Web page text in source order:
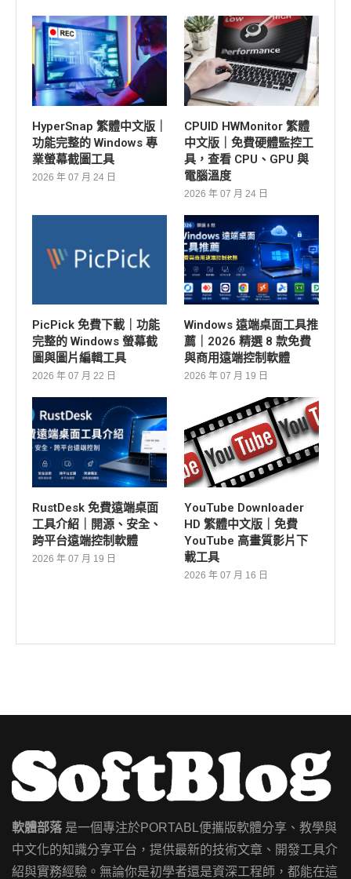
HyperSnap 繁體中文版｜
功能完整的 Windows 專
業螢幕截圖工具
2026 年 07 月 24 日
CPUID HWMonitor 繁體
中文版｜免費硬體監控工
具，查看 CPU、GPU 與
電腦溫度
2026 年 07 月 24 日
PicPick 免費下載｜功能
完整的 Windows 螢幕截
圖與圖片編輯工具
2026 年 07 月 22 日
Windows 遠端桌面工具推
薦｜2026 精選 8 款免費
與商用遠端控制軟體
2026 年 07 月 19 日
RustDesk 免費遠端桌面
工具介紹｜開源、安全、
跨平台遠端控制軟體
2026 年 07 月 19 日
YouTube Downloader
HD 繁體中文版｜免費
YouTube 高畫質影片下
載工具
2026 年 07 月 16 日
軟體部落是一個專注於PORTABL便攜版軟體分享、教學與
中文化的知識分享平台，提供最新的技術文章、開發工具介
紹與實務經驗。無論你是初學者還是資深工程師，都能在這